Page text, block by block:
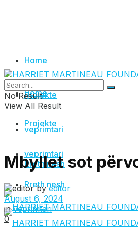
Home
Projekte
veprimtari
Rreth nesh
Home
Projekte
veprimtari
Rreth nesh
No Result
View All Result
Mbyllet sot
by editor
August 6, 2024
in veprimtari
0